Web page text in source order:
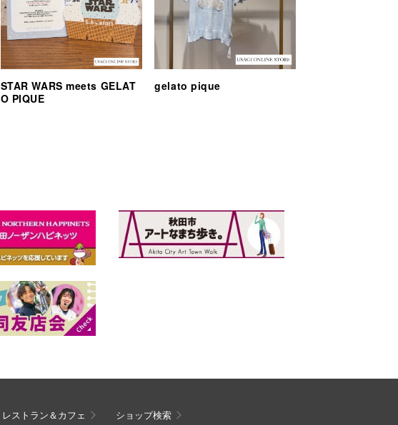
STAR WARS meets GELAT
O PIQUE
gelato pique
レストラン＆カフェ ショップ検索